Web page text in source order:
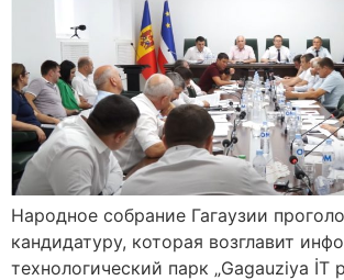
Народное собрание Гагаузии
кандидатуру, которая возглавит
технологический парк „Gagauziya İT